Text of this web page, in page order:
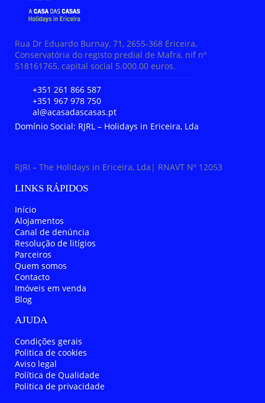
Rua Dr Eduardo Burnay, 71, 2655-368 Ericeira,
Conservatória do registo predial de Mafra, nif nº
518161765, capital social 5.000.00 euros.
+351 261 866 587
+351 967 978 750
al@acasadascasas.pt
Domínio Social: RJRL – Holidays in Ericeira, Lda
RJRI – The Holidays in Ericeira, Lda| RNAVT Nº 12053
LINKS RÁPIDOS
Início
Alojamentos
Canal de denúncia
Resolução de litígios
Parceiros
Quem somos
Contacto
Imóveis em venda
Blog
AJUDA
Condições gerais
Politica de cookies
Aviso legal
Política de Qualidade
Politica de privacidade